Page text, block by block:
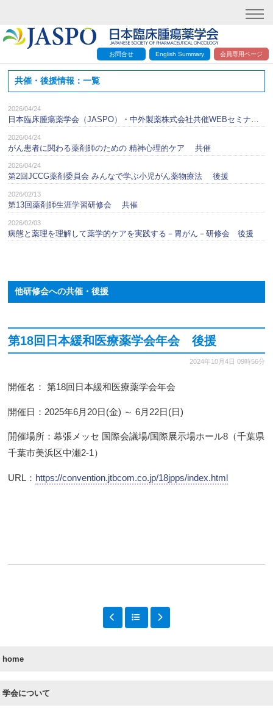
お問合せ English Summary 会員専用ページ
home
学会について
共催・後援情報：一覧
2026/04/24
2026/04/24
がん患者に関わる薬剤師のための 精神心理的ケア 共催
2026/04/24
第2回JCCG薬剤委員会 みんなで学ぶ小児がん薬物療法 後援
2026/02/13
第13回薬剤師生涯学習研修会 共催
2026/02/03
病態と薬理を理解して薬学的ケアを実践する－胃がん－研修会 後援
他研修会への共催・後援
第18回日本緩和医療薬学会年会 後援
2024年10月4日 09時56分
開催名： 第18回日本緩和医療薬学会年会
開催日：2025年6月20日(金) ～ 6月22日(日)
開催場所：幕張メッセ 国際会議場/国際展示場ホール8（千葉県
千葉市美浜区中瀬2-1）
URL： https://convention.jtbcom.co.jp/18jpps/index.html